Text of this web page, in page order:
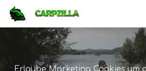
Carpzilla
Erlaube Marketing Cookies um